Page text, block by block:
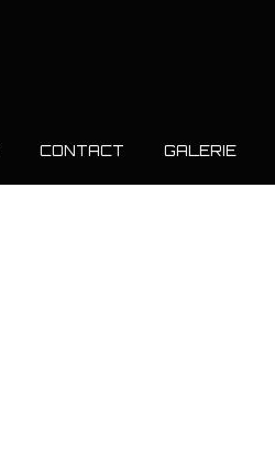
CONTACT GALERIE